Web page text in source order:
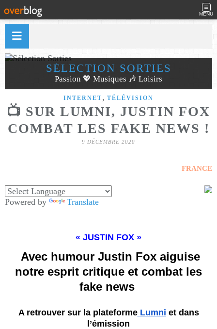
MENU
SÉLECTION SORTIES
Passion 💖 Musiques 🎶 Loisirs
INTERNET , TÉLÉVISION
📺 SUR LUMNI, JUSTIN FOX
COMBAT LES FAKE NEWS !
9 DÉCEMBRE 2020
FRANCE
Powered by Translate
« JUSTIN FOX »
Avec humour Justin Fox aiguise
notre esprit critique et combat les
fake news
A retrouver sur la plateforme Lumni et dans
l’émission